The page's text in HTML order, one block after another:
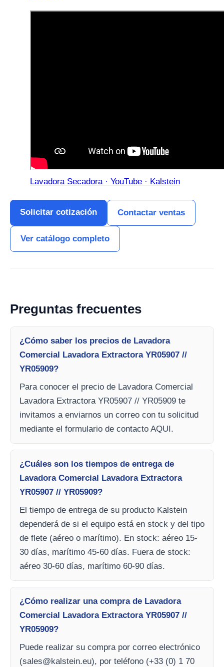
Lavadora Secadora · YouTube · Kalstein
Solicitar cotización Contactar ventas
Ver catálogo completo
Preguntas frecuentes
¿Cómo saber los precios de Lavadora
Comercial Lavadora Extractora YR05907 //
YR05909?
Para conocer el precio de Lavadora Comercial
Lavadora Extractora YR05907 // YR05909 te
invitamos a enviarnos un correo con tu solicitud
mediante el formulario de contacto AQUI.
¿Cuáles son los tiempos de entrega de
Lavadora Comercial Lavadora Extractora
YR05907 // YR05909?
El tiempo de entrega de su producto Kalstein
dependerá de si el equipo está en stock y del tipo
de flete (aéreo o marítimo). En stock: aéreo 15-
30 días, marítimo 45-60 días. Fuera de stock:
aéreo 30-60 días, marítimo 60-90 días.
¿Cómo realizar una compra de Lavadora
Comercial Lavadora Extractora YR05907 //
YR05909?
Puede realizar su compra por correo electrónico
(sales@kalstein.eu), por teléfono (+33 (0) 1 70